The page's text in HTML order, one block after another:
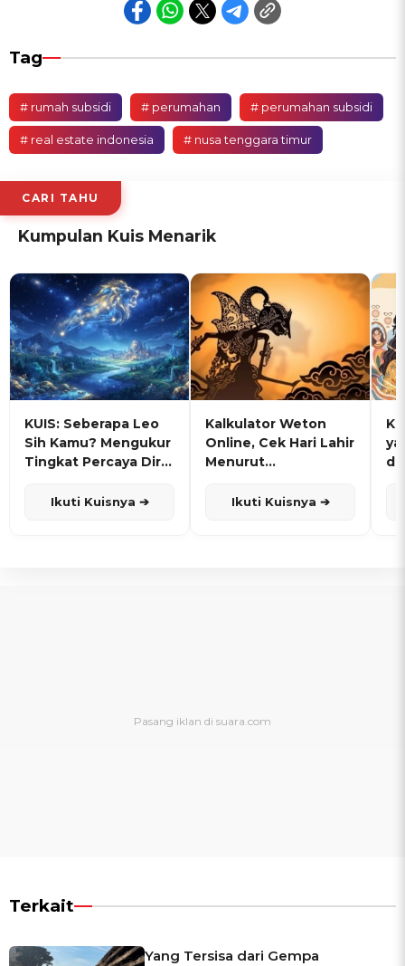
Tag
# rumah subsidi # perumahan # perumahan subsidi
# real estate indonesia # nusa tenggara timur
CARI TAHU
Kumpulan Kuis Menarik
KUIS: Seberapa Leo
Sih Kamu? Mengukur
Tingkat Percaya Diri
Ikuti Kuisnya ➔
Kalkulator Weton
Online, Cek Hari Lahir
Menurut
Ikuti Kuisnya ➔
Terkait
Yang Tersisa dari Gempa